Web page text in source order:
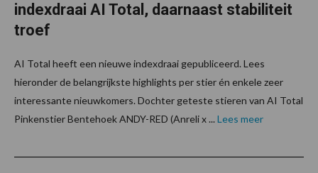
indexdraai AI Total, daarnaast stabiliteit
troef
AI Total heeft een nieuwe indexdraai gepubliceerd. Lees
hieronder de belangrijkste highlights per stier én enkele zeer
interessante nieuwkomers. Dochter geteste stieren van AI Total
Pinkenstier Bentehoek ANDY-RED (Anreli x ... Lees meer